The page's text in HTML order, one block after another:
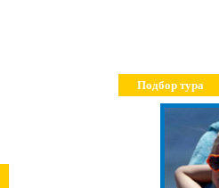
Подбор тура